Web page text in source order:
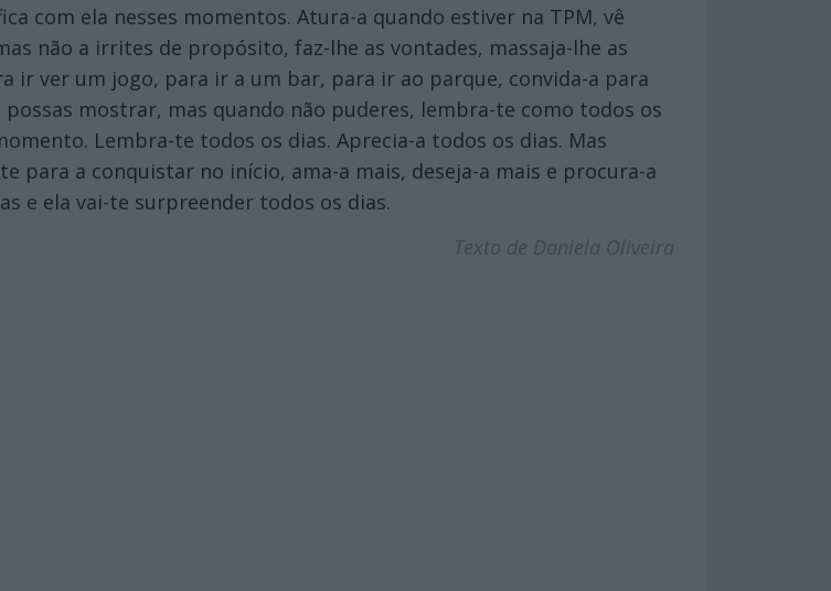
com ela nesses momentos. Atura-a quando estiver na TPM, vê
não a irrites de propósito, faz-lhe as vontades, massaja-lhe as
ir ver um jogo, para ir a um bar, para ir ao parque, convida-a para
mostrar, mas quando não puderes, lembra-te como todos os
Lembra-te todos os dias. Aprecia-a todos os dias. Mas
para a conquistar no início, ama-a mais, deseja-a mais e procura-a
e ela vai-te surpreender todos os dias.
Texto de Daniela Oliveira